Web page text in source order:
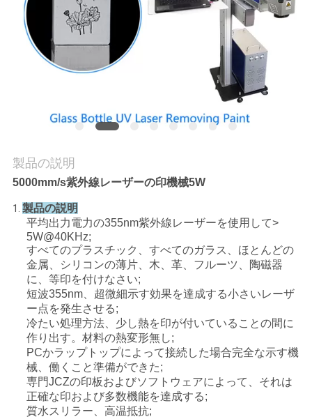
さ
い
製品の説明
5000mm/s紫外線レーザーの印機械5W
1. 製品の説明
平均出力電力の355nm紫外線レーザーを使用して>
5W@40KHz;
すべてのプラスチック、すべてのガラス、ほとんどの
金属、シリコンの薄片、木、革、フルーツ、陶磁器
に、等印を付けなさい;
短波355nm、超微細示す効果を達成する小さいレーザ
ー点を発生させる;
冷たい処理方法、少し熱を印が付いていることの間に
作り出す。材料の熱変形無し;
PCかラップトップによって接続した場合完全な示す機
械、働くこと準備ができた;
専門JCZの印板およびソフトウェアによって、それは
正確な印および多数機能を達成する;
質水スリラー、高温抵抗;